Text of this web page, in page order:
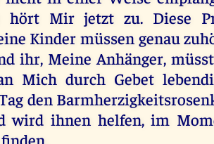
hört Mir jetzt zu. Diese
Kinder müssen genau
ihr, Meine Anhänger,
Mich durch Gebet
den
wird ihnen helfen, im